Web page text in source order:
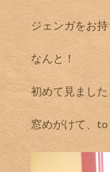
ジェンガをお持
なんと！
初めて見ました
窓めがけて、to